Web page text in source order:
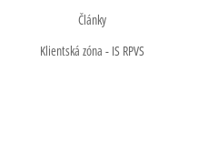
Články
Klientská zóna - IS RPVS